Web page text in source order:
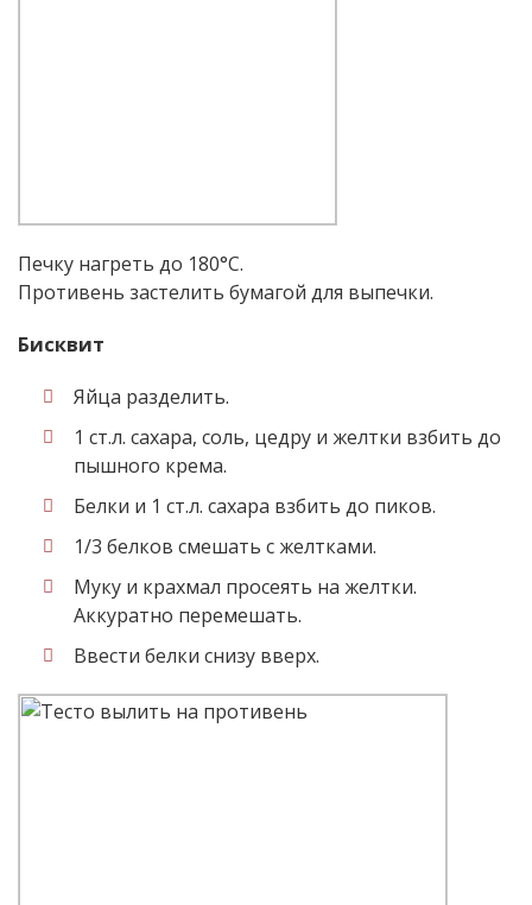
Печку нагреть до 180°С.
Противень застелить бумагой для выпечки.
Бисквит
Яйца разделить.
1 ст.л. сахара, соль, цедру и желтки взбить до
пышного крема.
Белки и 1 ст.л. сахара взбить до пиков.
1/3 белков смешать с желтками.
Муку и крахмал просеять на желтки.
Аккуратно перемешать.
Ввести белки снизу вверх.